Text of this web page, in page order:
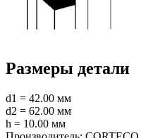
Размеры детали
d1 = 42.00 мм
d2 = 62.00 мм
h = 10.00 мм